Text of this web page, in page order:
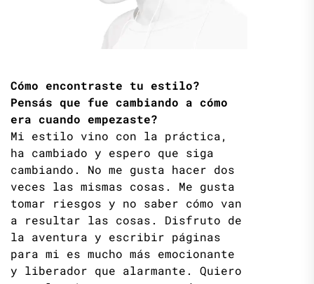
Cómo encontraste tu estilo?
Pensás que fue cambiando a cómo
era cuando empezaste?
Mi estilo vino con la práctica,
ha cambiado y espero que siga
cambiando. No me gusta hacer dos
veces las mismas cosas. Me gusta
tomar riesgos y no saber cómo van
a resultar las cosas. Disfruto de
la aventura y escribir páginas
para mi es mucho más emocionante
y liberador que alarmante. Quiero